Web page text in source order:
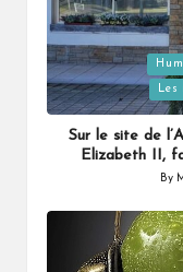
Posted
in
Les
Sur le site de
Elizabeth II,
By